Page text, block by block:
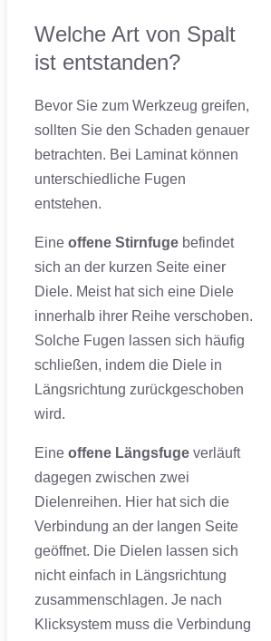
Welche Art von Spalt
ist entstanden?
Bevor Sie zum Werkzeug greifen,
sollten Sie den Schaden genauer
betrachten. Bei Laminat können
unterschiedliche Fugen
entstehen.
Eine offene Stirnfuge befindet
sich an der kurzen Seite einer
Diele. Meist hat sich eine Diele
innerhalb ihrer Reihe verschoben.
Solche Fugen lassen sich häufig
schließen, indem die Diele in
Längsrichtung zurückgeschoben
wird.
Eine offene Längsfuge verläuft
dagegen zwischen zwei
Dielenreihen. Hier hat sich die
Verbindung an der langen Seite
geöffnet. Die Dielen lassen sich
nicht einfach in Längsrichtung
zusammenschlagen. Je nach
Klicksystem muss die Verbindung